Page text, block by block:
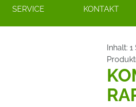
SERVICE KONTAKT
Inhalt: 1